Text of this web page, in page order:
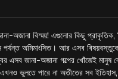
অজানা বিস্ময়! এগুলোর কিছু
পর্যন্ত অমিমাংসিত। আর এসব
এসব জানা-অজানা গল্পের খোঁজেই
ভুলতে পারে না অতীতের সব